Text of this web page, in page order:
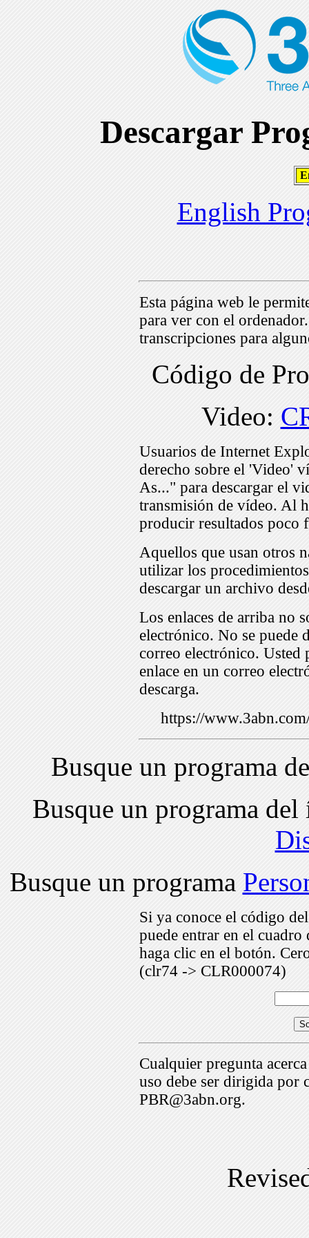
Descargar
English
Esta página web le
para ver con el
transcripciones para
Código de
Video:
Usuarios de Internet
derecho sobre el 'Video'
As..." para descargar el
transmisión de vídeo. Al
producir resultados poco
Aquellos que usan otros
utilizar los
descargar un archivo
Los enlaces de arriba no
electrónico. No se puede
correo electrónico. Usted
enlace en un correo
descarga.
https://
Busque un programa
Busque un programa
Busque un programa
Si ya conoce el código
puede entrar en el
haga clic en el botón.
(clr74 -> CLR000074)
Cualquier pregunta
uso debe ser dirigida por
PBR@3abn.org.